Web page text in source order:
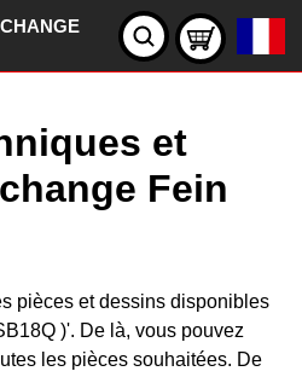
et
Fein
pièces et dessins disponibles
)'. De là, vous pouvez
les pièces souhaitées. De